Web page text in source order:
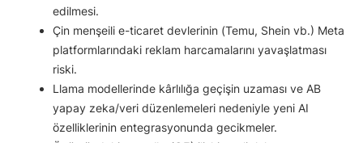
edilmesi.
Çin menşeili e-ticaret devlerinin (Temu, Shein vb.) Meta
platformlarındaki reklam harcamalarını yavaşlatması
riski.
Llama modellerinde kârlılığa geçişin uzaması ve AB
yapay zeka/veri düzenlemeleri nedeniyle yeni AI
özelliklerinin entegrasyonunda gecikmeler.